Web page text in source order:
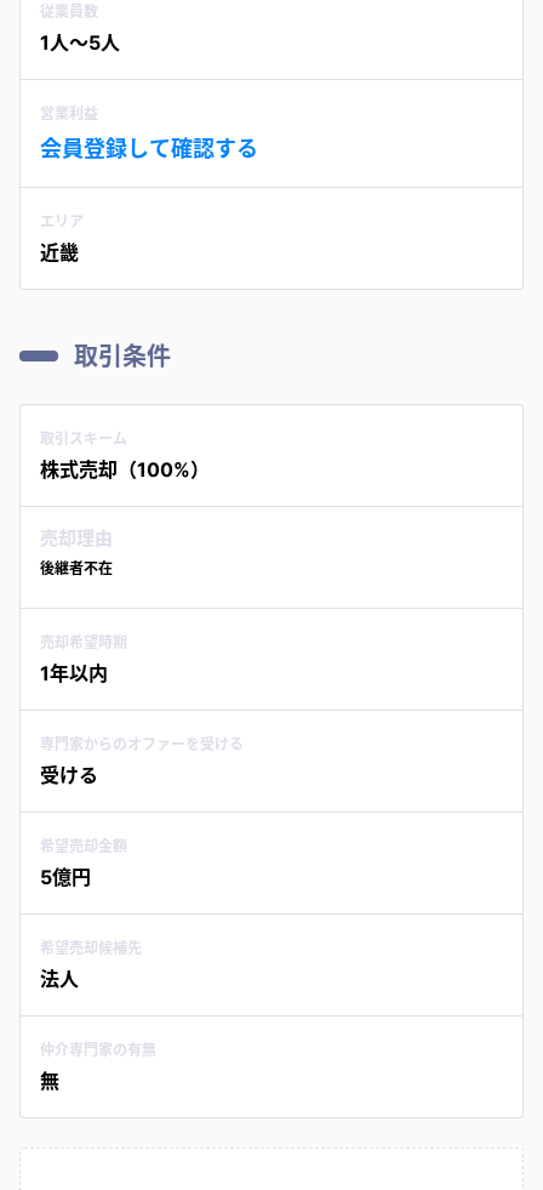
従業員数
1人〜5人
営業利益
会員登録して確認する
エリア
近畿
取引条件
取引スキーム
株式売却（100%）
売却理由
後継者不在
売却希望時期
1年以内
専門家からのオファーを受ける
受ける
希望売却金額
5億円
希望売却候補先
法人
仲介専門家の有無
無